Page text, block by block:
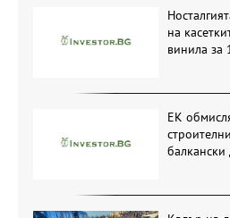
на
винила за
ЕК